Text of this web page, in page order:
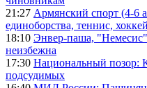
21:27 Армянский спорт (4-6
единоборства, теннис, хоккей
18:10 Энвер-паша, "Немесис"
неизбежна
17:30 Национальный позор:
подсудимых